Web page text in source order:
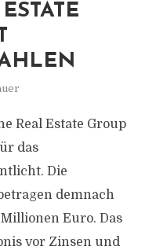
Real Estate Group
das
Die
demnach
Euro. Das
vor Zinsen und